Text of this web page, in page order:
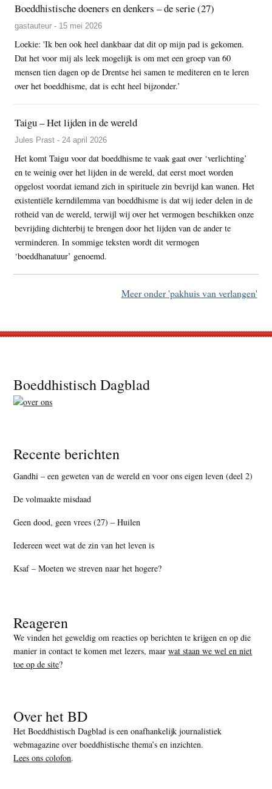
Boeddhistische doeners en denkers – de serie (27)
gastauteur - 15 mei 2026
Loekie: 'Ik ben ook heel dankbaar dat dit op mijn pad is gekomen.
Dat het voor mij als leek mogelijk is om met een groep van 60
mensen tien dagen op de Drentse hei samen te mediteren en te leren
over het boeddhisme, dat is echt heel bijzonder.’
Taigu – Het lijden in de wereld
Jules Prast - 24 april 2026
Het komt Taigu voor dat boeddhisme te vaak gaat over ‘verlichting’
en te weinig over het lijden in de wereld, dat eerst moet worden
opgelost voordat iemand zich in spirituele zin bevrijd kan wanen. Het
existentiële kerndilemma van boeddhisme is dat wij ieder delen in de
rotheid van de wereld, terwijl wij over het vermogen beschikken onze
bevrijding dichterbij te brengen door het lijden van de ander te
verminderen. In sommige teksten wordt dit vermogen
‘boeddhanatuur’ genoemd.
Meer onder 'pakhuis van verlangen'
Footer
Boeddhistisch Dagblad
Recente berichten
Gandhi – een geweten van de wereld en voor ons eigen leven (deel 2)
De volmaakte misdaad
Geen dood, geen vrees (27) – Huilen
Iedereen weet wat de zin van het leven is
Ksaf – Moeten we streven naar het hogere?
Reageren
We vinden het geweldig om reacties op berichten te krijgen en op die
manier in contact te komen met lezers, maarwat staan we wel en niet
toe op de site?
Over het BD
Het Boeddhistisch Dagblad is een onafhankelijk journalistiek
webmagazine over boeddhistische thema’s en inzichten.
Lees ons colofon.